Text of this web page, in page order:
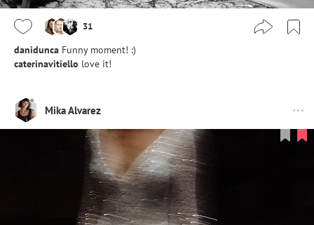
31
danidunca Funny moment! :)
caterinavitiello love it!
Mika Alvarez